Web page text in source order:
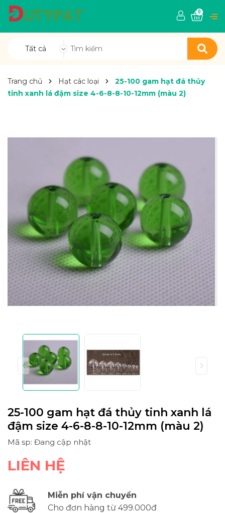
Tất cả
0
Trang chủ Hạt các loại
25-100 gam hạt đá thủy
tinh xanh lá đậm size 4-6-8-8-10-12mm (màu 2)
25-100 gam hạt đá thủy tinh xanh lá
đậm size 4-6-8-8-10-12mm (màu 2)
Mã sp: Đang cập nhật
LIÊN HỆ
Miễn phí vận chuyển
Cho đơn hàng từ 499.000đ